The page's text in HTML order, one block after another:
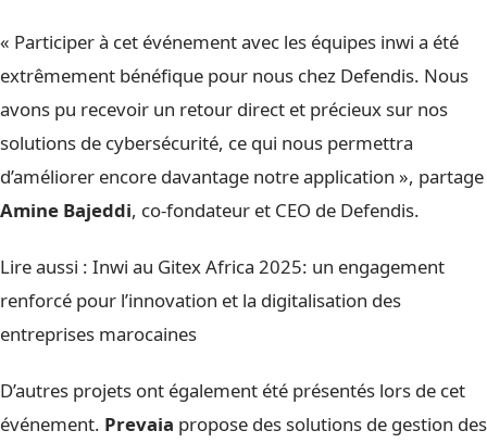
« Participer à cet événement avec les équipes inwi a été
extrêmement bénéfique pour nous chez Defendis. Nous
avons pu recevoir un retour direct et précieux sur nos
solutions de cybersécurité, ce qui nous permettra
d’améliorer encore davantage notre application », partage
Amine Bajeddi, co-fondateur et CEO de Defendis.
Lire aussi : Inwi au Gitex Africa 2025: un engagement
renforcé pour l’innovation et la digitalisation des
entreprises marocaines
D’autres projets ont également été présentés lors de cet
événement. Prevaia propose des solutions de gestion des